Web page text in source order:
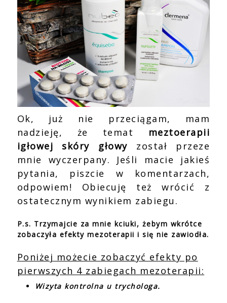
Ok, już nie przeciągam, mam
nadzieję, że temat meztoerapii
igłowej skóry głowy został przeze
mnie wyczerpany. Jeśli macie jakieś
pytania, piszcie w komentarzach,
odpowiem! Obiecuję też wrócić z
ostatecznym wynikiem zabiegu.
P.s. Trzymajcie za mnie kciuki, żebym wkrótce
zobaczyła efekty mezoterapii i się nie zawiodła.
Poniżej możecie zobaczyć efekty po
pierwszych 4 zabiegach mezoterapii:
Wizyta kontrolna u trychologa.